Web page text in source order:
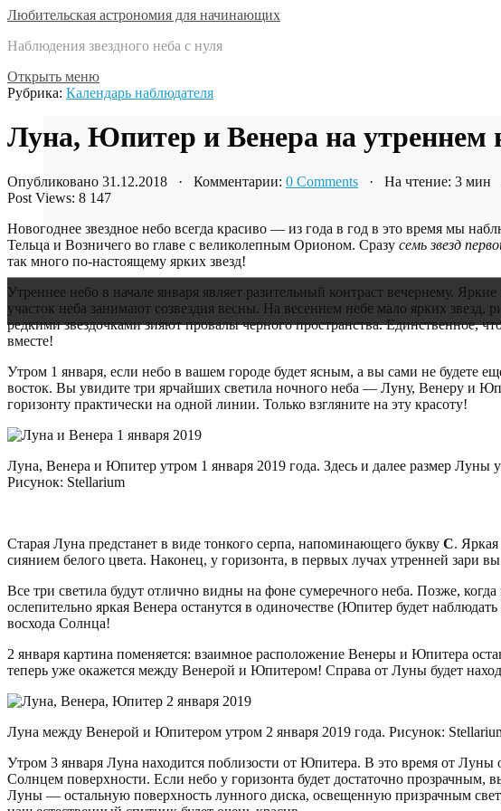
Любительская астрономия для начинающих
Наблюдения звездного неба с нуля
Открыть меню
Рубрика: Календарь наблюдателя
Луна, Юпитер и Венера на утреннем
Опубликовано 31.12.2018 · Комментарии: 0 Comments · На чтение: 3 мин
Post Views: 8 147
Новогоднее звездное небо всегда красиво — из года в год в это время мы
Тельца и Возничего во главе с великолепным Орионом. Сразу семь звезд
так много по-настоящему ярких звезд!
Утреннее небо в начале января являет разительный контраст вечернему.
участок неба занимают созвездия весны. На весеннем небе мало ярких звезд,
редкими звездочками зияют провалы черного пространства. Единственное,
вместе!
Утром 1 января, если небо в вашем городе будет ясным, а вы сами не будете
восток. Вы увидите три ярчайших светила ночного неба — Луну, Венеру и
горизонту практически на одной линии. Только взгляните на эту красоту!
Луна, Венера и Юпитер утром 1 января 2019 года. Здесь и далее размер Луны
Рисунок: Stellarium
Старая Луна предстанет в виде тонкого серпа, напоминающего букву С.
сиянием белого цвета. Наконец, у горизонта, в первых лучах утренней зари
Все три светила будут отлично видны на фоне сумеречного неба. Позже, когда
ослепительно яркая Венера останутся в одиночестве (Юпитер будет
восхода Солнца!
2 января картина поменяется: взаимное расположение Венеры и Юпитера
теперь уже окажется между Венерой и Юпитером! Справа от Луны будет
Луна между Венерой и Юпитером утром 2 января 2019 года. Рисунок:
Утром 3 января Луна находится поблизости от Юпитера. В это время от Луны
Солнцем поверхности. Если небо у горизонта будет достаточно прозрачным,
Луны — остальную поверхность лунного диска, освещенную призрачным